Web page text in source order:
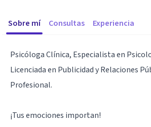
Sobre mí Consultas Experiencia
Psicóloga Clínica, Especialista en
Licenciada en Publicidad y Relaciones
Profesional.
¡Tus emociones importan!